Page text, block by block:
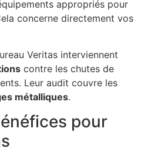
appropriés pour
concerne directement vos
Veritas interviennent
contre les chutes de
Leur audit couvre les
métalliques.
pour